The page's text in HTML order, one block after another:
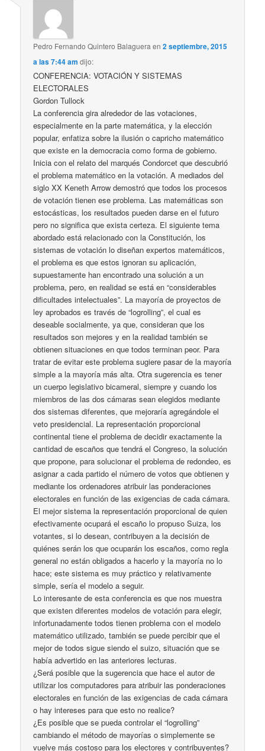
Pedro Fernando Quintero Balaguera en2 septiembre, 2015
a las 7:44 am dijo:
CONFERENCIA: VOTACIÓN Y SISTEMAS
ELECTORALES
Gordon Tullock
La conferencia gira alrededor de las votaciones,
especialmente en la parte matemática, y la elección
popular, enfatiza sobre la ilusión o capricho matemático
que existe en la democracia como forma de gobierno.
Inicia con el relato del marqués Condorcet que descubrió
el problema matemático en la votación. A mediados del
siglo XX Keneth Arrow demostró que todos los procesos
de votación tienen ese problema. Las matemáticas son
estocásticas, los resultados pueden darse en el futuro
pero no significa que exista certeza. El siguiente tema
abordado está relacionado con la Constitución, los
sistemas de votación lo diseñan expertos matemáticos,
el problema es que estos ignoran su aplicación,
supuestamente han encontrado una solución a un
problema, pero, en realidad se está en “considerables
dificultades intelectuales”. La mayoría de proyectos de
ley aprobados es través de “logrolling”, el cual es
deseable socialmente, ya que, consideran que los
resultados son mejores y en la realidad también se
obtienen situaciones en que todos terminan peor. Para
tratar de evitar este problema sugiere pasar de la mayoría
simple a la mayoría más alta. Otra sugerencia es tener
un cuerpo legislativo bicameral, siempre y cuando los
miembros de las dos cámaras sean elegidos mediante
dos sistemas diferentes, que mejoraría agregándole el
veto presidencial. La representación proporcional
continental tiene el problema de decidir exactamente la
cantidad de escaños que tendrá el Congreso, la solución
que propone, para solucionar el problema de redondeo, es
asignar a cada partido el número de votos que obtienen y
mediante los ordenadores atribuir las ponderaciones
electorales en función de las exigencias de cada cámara.
El mejor sistema la representación proporcional de quien
efectivamente ocupará el escaño lo propuso Suiza, los
votantes, si lo desean, contribuyen a la decisión de
quiénes serán los que ocuparán los escaños, como regla
general no están obligados a hacerlo y la mayoría no lo
hace; este sistema es muy práctico y relativamente
simple, sería el modelo a seguir.
Lo interesante de esta conferencia es que nos muestra
que existen diferentes modelos de votación para elegir,
infortunadamente todos tienen problema con el modelo
matemático utilizado, también se puede percibir que el
mejor de todos sigue siendo el suizo, situación que se
había advertido en las anteriores lecturas.
¿Será posible que la sugerencia que hace el autor de
utilizar los computadores para atribuir las ponderaciones
electorales en función de las exigencias de cada cámara
o hay intereses para que esto no realice?
¿Es posible que se pueda controlar el “logrolling”
cambiando el método de mayorías o simplemente se
vuelve más costoso para los electores y contribuyentes?